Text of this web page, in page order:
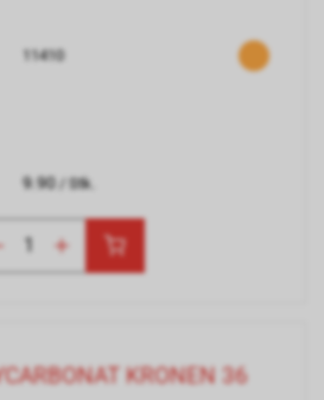
11410
9.90/ Stk.
KRONEN 36